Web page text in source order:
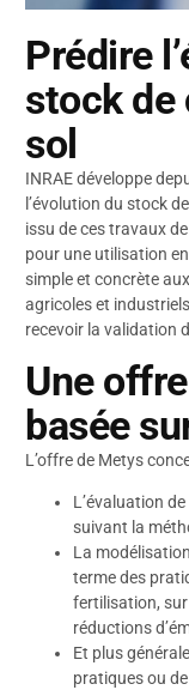
Prédire
stock de
sol
INRAE développe
l’évolution du stock
issu de ces travaux
pour une utilisation
simple et concrète
agricoles et
recevoir la validation
Une
basée
L’offre de Metys
L’évaluation
suivant la
La
terme des
fertilisation, sur
réductions
Et plus
pratiques ou